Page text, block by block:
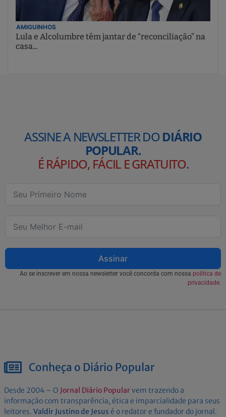
AMIGUINHOS
Lula e Alcolumbre têm jantar de “reconciliação” na
casa...
ASSINE A NEWSLETTER DODIÁRIO
POPULAR.
É RÁPIDO, FÁCIL E GRATUITO.
Assinar
Ao se inscrever em nossa newsletter você concorda com nossa política de
privacidade.
Conheça o Diário Popular
Desde 2004 – O Jornal Diário Popularvem trazendo a
informação com transparência, ética e imparcialidade para seus
leitores. Valdir Justino de Jesus é o redator e fundador do jornal.